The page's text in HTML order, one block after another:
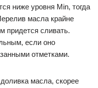
ниже уровня Min, тогда
масла крайне
придется сливать.
если оно
отметками.
масла, скорее